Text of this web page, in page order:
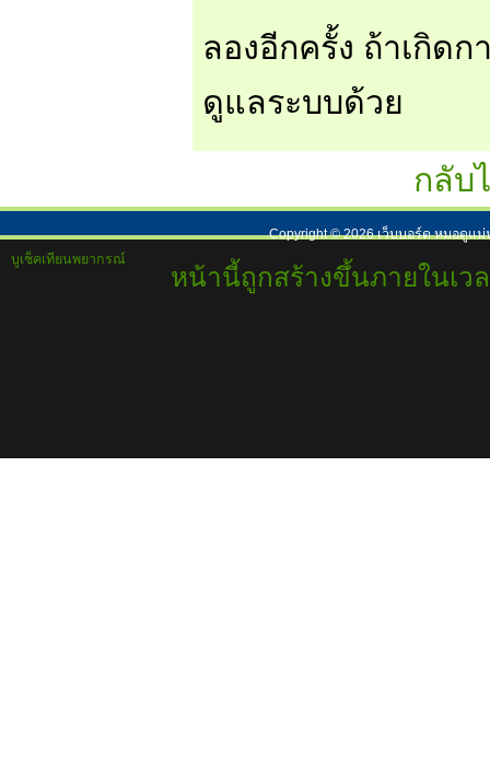
ลองอีกครั้ง ถ้าเกิด
ดูแลระบบด้วย
กลับ
Copyright ©2026เว็บบอร์ด หมอดูแม่
บูเช็คเทียนพยากรณ์
หน้านี้ถูกสร้างขึ้นภายในเว